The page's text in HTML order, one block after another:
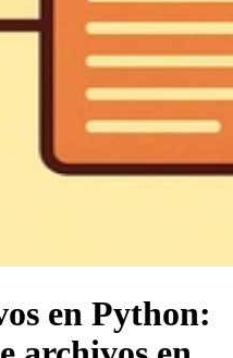
en Python: